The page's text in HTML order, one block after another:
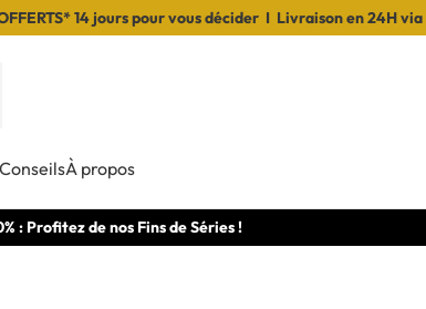
14 jours pour vous décider I Livraison en 24H
ConseilsÀ propos
: Profitez de nos Fins de Séries !